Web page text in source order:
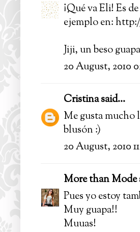
¡Qué va Eli! Es
ejemplo en:
Jiji, un beso
20 August, 2010
Cristinasaid...
Me gusta mucho
blusón :)
20 August, 2010
More than Mode
Pues yo estoy
Muy guapa!!
Muuas!